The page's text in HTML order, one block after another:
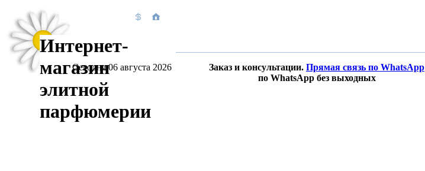
Интернет-
магазин
элитной
парфюмерии
Сегодня 06 августа 2026 Заказ и консультации. Прямая связь по WhatsApp
по WhatsApp без выходных